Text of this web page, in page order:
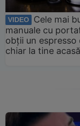
VIDEO
Cele mai
manuale cu
obții un espresso
chiar la tine acasă